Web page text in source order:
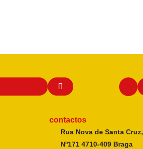
contactos
Rua Nova de Santa Cruz,
Nº171 4710-409 Braga